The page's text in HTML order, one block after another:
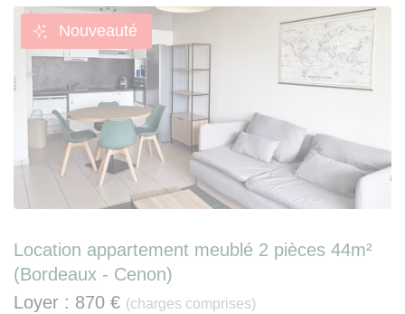
Nouveauté
Location appartement meublé 2 pièces 44m²
(Bordeaux - Cenon)
Loyer : 870 € (charges comprises)